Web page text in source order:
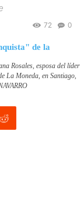
0
72
Rosales, esposa del líder
La Moneda, en Santiago,